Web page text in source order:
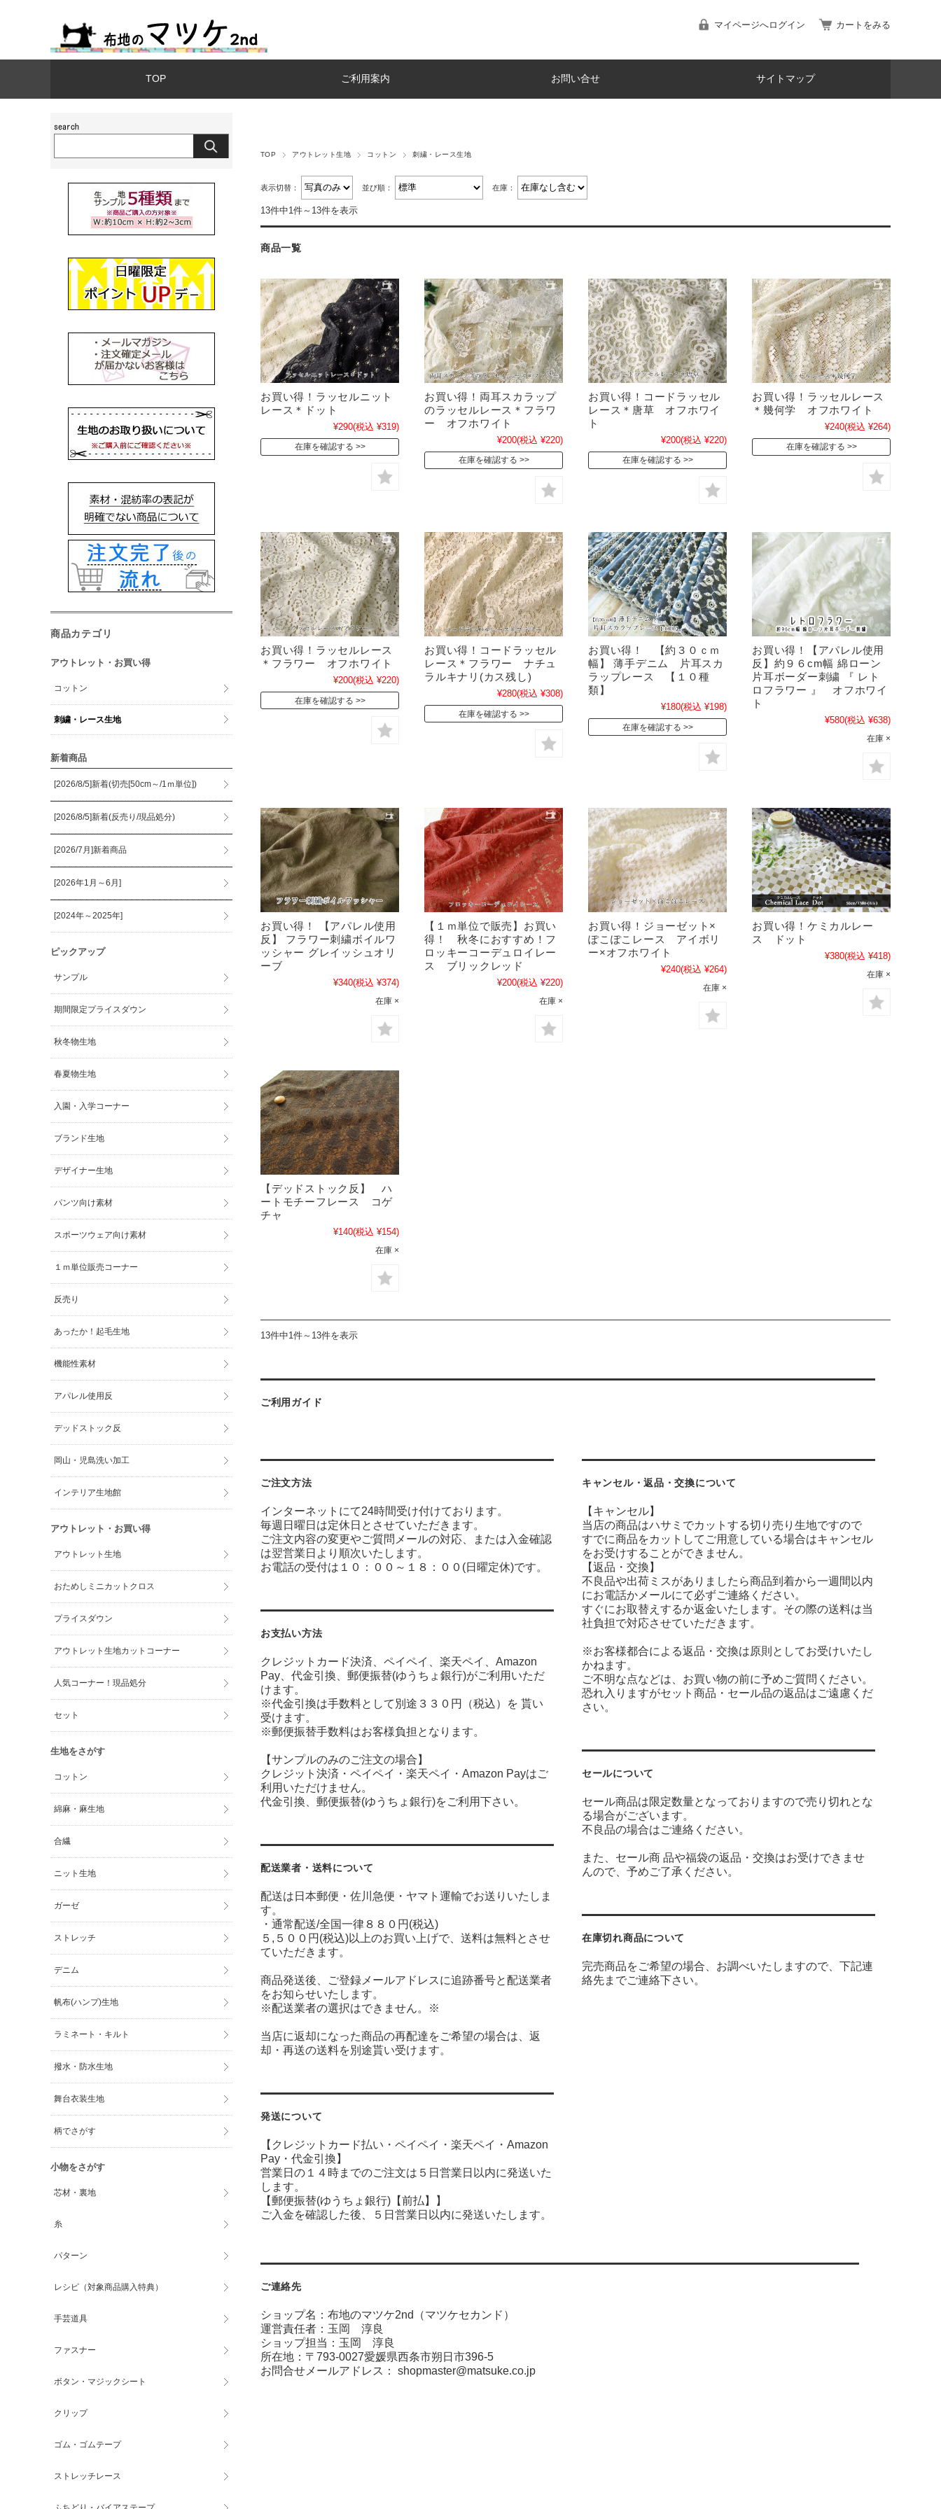
マイページへログイン カートをみる
TOP ご利用案内 お問い合せ サイトマップ
TOP アウトレット生地 コットン 刺繍・レース生地
表示切替： 並び順： 在庫：
13件中1件～13件を表示
商品一覧
お買い得！ラッセルニット
レース＊ドット
¥290(税込 ¥319)
在庫を確認する
お買い得！両耳スカラップ
のラッセルレース＊フラワ
ー オフホワイト
¥200(税込 ¥220)
在庫を確認する
お買い得！コードラッセル
レース＊唐草 オフホワイ
ト
¥200(税込 ¥220)
在庫を確認する
お買い得！ラッセルレース
＊幾何学 オフホワイト
¥240(税込 ¥264)
在庫を確認する
お買い得！ラッセルレース
＊フラワー オフホワイト
¥200(税込 ¥220)
在庫を確認する
お買い得！コードラッセル
レース＊フラワー ナチュ
ラルキナリ(カス残し)
¥280(税込 ¥308)
在庫を確認する
お買い得！ 【約３０ｃｍ
幅】 薄手デニム 片耳スカ
ラップレース 【１０種
類】
¥180(税込 ¥198)
在庫を確認する
お買い得！【アパレル使用
反】約９６cm幅 綿ローン
片耳ボーダー刺繍 『 レト
ロフラワー 』 オフホワイ
ト
¥580(税込 ¥638)
在庫 ×
お買い得！ 【アパレル使用
反】 フラワー刺繍ボイルワ
ッシャー グレイッシュオリ
ーブ
¥340(税込 ¥374)
在庫 ×
【１ｍ単位で販売】お買い
得！ 秋冬におすすめ！フ
ロッキーコーデュロイレー
ス ブリックレッド
¥200(税込 ¥220)
在庫 ×
お買い得！ジョーゼット×
ぽこぽこレース アイボリ
ー×オフホワイト
¥240(税込 ¥264)
在庫 ×
お買い得！ケミカルレー
ス ドット
¥380(税込 ¥418)
在庫 ×
【デッドストック反】 ハ
ートモチーフレース コゲ
チャ
¥140(税込 ¥154)
在庫 ×
13件中1件～13件を表示
ご利用ガイド
ご注文方法
インターネットにて24時間受け付けております。
毎週日曜日は定休日とさせていただきます。
ご注文内容の変更やご質問メールの対応、または入金確認
は翌営業日より順次いたします。
お電話の受付は１０：００～１８：００(日曜定休)です。
お支払い方法
クレジットカード決済、ペイペイ、楽天ペイ、Amazon
Pay、代金引換、郵便振替(ゆうちょ銀行)がご利用いただ
けます。
※代金引換は手数料として別途３３０円（税込）を 貰い
受けます。
※郵便振替手数料はお客様負担となります。
【サンプルのみのご注文の場合】
クレジット決済・ペイペイ・楽天ペイ・Amazon Payはご
利用いただけません。
代金引換、郵便振替(ゆうちょ銀行)をご利用下さい。
配送業者・送料について
配送は日本郵便・佐川急便・ヤマト運輸でお送りいたしま
す。
・通常配送/全国一律８８０円(税込)
５,５００円(税込)以上のお買い上げで、送料は無料とさせ
ていただきます。
商品発送後、ご登録メールアドレスに追跡番号と配送業者
をお知らせいたします。
※配送業者の選択はできません。※
当店に返却になった商品の再配達をご希望の場合は、返
却・再送の送料を別途貰い受けます。
発送について
【クレジットカード払い・ペイペイ・楽天ペイ・ Amazon
Pay・ 代金引換】
営業日の１４時までのご注文は５日営業日以内に発送いた
します。
【郵便振替(ゆうちょ銀行)【前払】】
ご入金を確認した後、５日営業日以内に発送いたします。
キャンセル・返品・交換について
【キャンセル】
当店の商品はハサミでカットする切り売り生地ですので
すでに商品をカットしてご用意している場合はキャンセル
をお受けすることができません。
【返品・交換】
不良品や出荷ミスがありましたら商品到着から一週間以内
にお電話かメールにて必ずご連絡ください。
すぐにお取替えするか返金いたします。その際の送料は当
社負担で対応させていただきます。
※お客様都合による返品・交換は原則としてお受けいたし
かねます。
ご不明な点などは、お買い物の前に予めご質問ください。
恐れ入りますがセット商品・セール品の返品はご遠慮くだ
さい。
セールについて
セール商品は限定数量となっておりますので売り切れとな
る場合がございます。
不良品の場合はご連絡ください。
また、セール商 品や福袋の返品・交換はお受けできませ
んので、予めご了承ください。
在庫切れ商品について
完売商品をご希望の場合、お調べいたしますので、下記連
絡先までご連絡下さい。
ご連絡先
ショップ名：布地のマツケ2nd（マツケセカンド）
運営責任者：玉岡 淳良
ショップ担当：玉岡 淳良
所在地：〒793-0027愛媛県西条市朔日市396-5
お問合せメールアドレス： shopmaster@matsuke.co.jp
商品カテゴリ
アウトレット・お買い得
コットン
刺繍・レース生地
新着商品
[2026/8/5]新着(切売[50cm～/1ｍ単位])
[2026/8/5]新着(反売り/現品処分)
[2026/7月]新着商品
[2026年1月～6月]
[2024年～2025年]
ピックアップ
サンプル
期間限定プライスダウン
秋冬物生地
春夏物生地
入園・入学コーナー
ブランド生地
デザイナー生地
パンツ向け素材
スポーツウェア向け素材
１ｍ単位販売コーナー
反売り
あったか！起毛生地
機能性素材
アパレル使用反
デッドストック反
岡山・児島洗い加工
インテリア生地館
アウトレット・お買い得
アウトレット生地
おためしミニカットクロス
プライスダウン
アウトレット生地カットコーナー
人気コーナー！現品処分
セット
生地をさがす
コットン
綿麻・麻生地
合繊
ニット生地
ガーゼ
ストレッチ
デニム
帆布(ハンプ)生地
ラミネート・キルト
撥水・防水生地
舞台衣装生地
柄でさがす
小物をさがす
芯材・裏地
糸
パターン
レシピ（対象商品購入特典）
手芸道具
ファスナー
ボタン・マジックシート
クリップ
ゴム・ゴムテープ
ストレッチレース